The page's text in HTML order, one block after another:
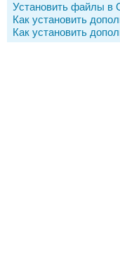
Установить файлы в
Как установить
Как установить